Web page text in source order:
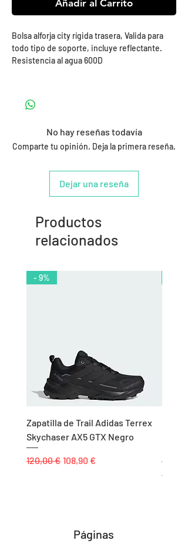
Añadir al Carrito
Bolsa alforja city rígida trasera, Valida para
todo tipo de soporte, incluye reflectante.
Resistencia al agua 600D
No hay reseñas todavía
Comparte tu opinión. Deja la primera reseña.
Dejar una reseña
Productos
relacionados
- 9%
Zapatilla de Trail Adidas Terrex
Skychaser AX5 GTX Negro
Precio
120,00 € Precio de oferta
108,90 €
Precio
25,00 €
Páginas